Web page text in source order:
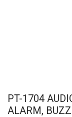
PT-1704
ALARM,